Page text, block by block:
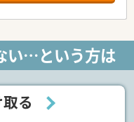
い…という方は
る